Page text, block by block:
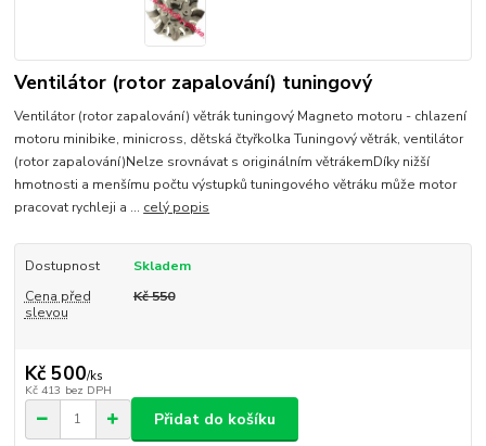
Ventilátor (rotor zapalování) tuningový
Ventilátor (rotor zapalování) větrák tuningový Magneto motoru - chlazení
motoru minibike, minicross, dětská čtyřkolka Tuningový větrák, ventilátor
(rotor zapalování)Nelze srovnávat s originálním větrákemDíky nižší
hmotnosti a menšímu počtu výstupků tuningového větráku může motor
pracovat rychleji a ... celý popis
Dostupnost
Skladem
Cena před
slevou
Kč 550
Kč 500/ks
Kč 413 bez DPH
Přidat do košíku